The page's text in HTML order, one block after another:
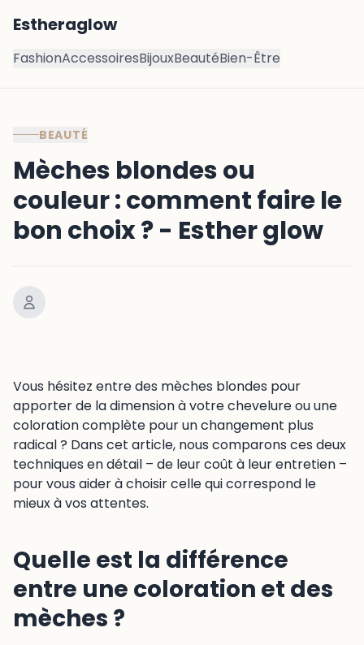
Estheraglow
FashionAccessoiresBijouxBeautéBien-Être
BEAUTÉ
Mèches blondes ou
couleur : comment faire le
bon choix ? - Esther glow
Vous hésitez entre des mèches blondes pour
apporter de la dimension à votre chevelure ou une
coloration complète pour un changement plus
radical ? Dans cet article, nous comparons ces deux
techniques en détail – de leur coût à leur entretien –
pour vous aider à choisir celle qui correspond le
mieux à vos attentes.
Quelle est la différence
entre une coloration et des
mèches ?